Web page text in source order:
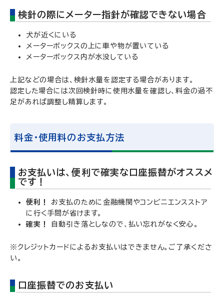
検針の際にメーター指針が確認できない場合
犬が近くにいる
メーターボックスの上に車や物が置いている
メーターボックス内が水没している
上記などの場合は、検針水量を認定する場合があります。
認定した場合には次回検針時に使用水量を確認し、料金の過不
足があれば調整し精算します。
料金・使用料のお支払方法
お支払いは、便利で確実な口座振替がオススメ
です！
便利！
お支払のために金融機関やコンビニエンスストア
に行く手間が省けます。
確実！
自動引き落としなので、払い忘れがなく安心。
※クレジットカードによるお支払いはできません。ご了承くださ
い。
口座振替でのお支払い